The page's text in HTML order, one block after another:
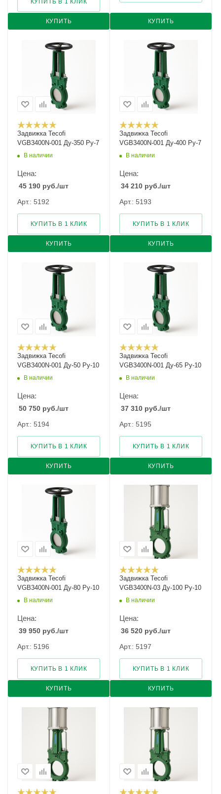
КУПИТЬ
КУПИТЬ В 1 КЛИК
КУПИТЬ
Задвижка Tecofi
VGB3400N-001 Ду-350 Ру-7
В наличии
Цена:
45 190 руб./шт
Арт.: 5192
КУПИТЬ
КУПИТЬ В 1 КЛИК
Задвижка Tecofi
VGB3400N-001 Ду-400 Ру-7
В наличии
Цена:
34 210 руб./шт
Арт.: 5193
КУПИТЬ
КУПИТЬ В 1 КЛИК
Задвижка Tecofi
VGB3400N-001 Ду-50 Ру-10
В наличии
Цена:
50 750 руб./шт
Арт.: 5194
КУПИТЬ
КУПИТЬ В 1 КЛИК
Задвижка Tecofi
VGB3400N-001 Ду-65 Ру-10
В наличии
Цена:
37 310 руб./шт
Арт.: 5195
КУПИТЬ
КУПИТЬ В 1 КЛИК
Задвижка Tecofi
VGB3400N-001 Ду-80 Ру-10
В наличии
Цена:
39 950 руб./шт
Арт.: 5196
КУПИТЬ
КУПИТЬ В 1 КЛИК
Задвижка Tecofi
VGB3400N-03 Ду-100 Ру-10
В наличии
Цена:
36 520 руб./шт
Арт.: 5197
КУПИТЬ
КУПИТЬ В 1 КЛИК